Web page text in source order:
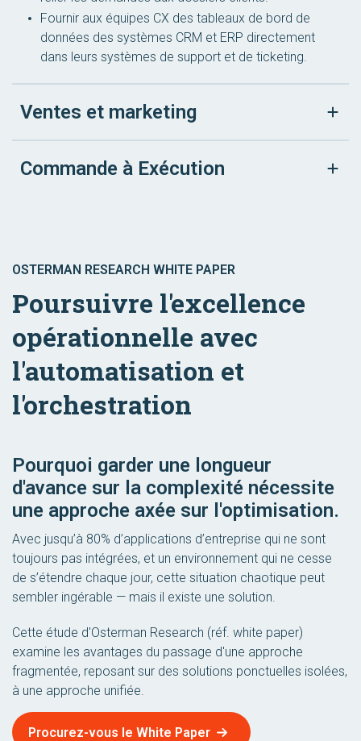
Fournir aux équipes CX des tableaux de bord de
données des systèmes CRM et ERP directement
dans leurs systèmes de support et de ticketing.
Ventes et marketing
Commande à Exécution
OSTERMAN RESEARCH WHITE PAPER
Poursuivre l'excellence
opérationnelle avec
l'automatisation et
l'orchestration
Pourquoi garder une longueur
d'avance sur la complexité nécessite
une approche axée sur l'optimisation.
Avec jusqu’à 80% d’applications d’entreprise qui ne sont
toujours pas intégrées, et un environnement qui ne cesse
de s’étendre chaque jour, cette situation chaotique peut
sembler ingérable — mais il existe une solution.
Cette étude d'Osterman Research (réf. white paper)
examine les avantages du passage d'une approche
fragmentée, reposant sur des solutions ponctuelles isolées,
à une approche unifiée.
Procurez-vous le White Paper